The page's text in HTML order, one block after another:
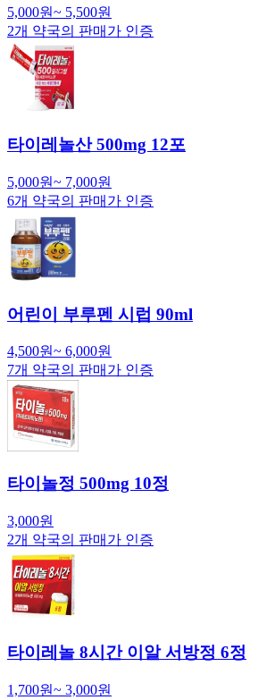
5,000원~ 5,500원
2개 약국의 판매가 인증
타이레놀산 500mg 12포
5,000원~ 7,000원
6개 약국의 판매가 인증
어린이 부루펜 시럽 90ml
4,500원~ 6,000원
7개 약국의 판매가 인증
타이놀정 500mg 10정
3,000원
2개 약국의 판매가 인증
타이레놀 8시간 이알 서방정 6정
1,700원~ 3,000원